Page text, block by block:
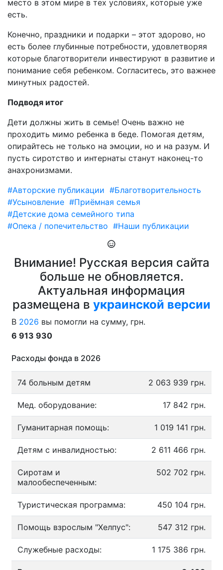
место в этом мире в тех условиях, которые уже
есть.
Конечно, праздники и подарки – этот здорово, но
есть более глубинные потребности, удовлетворяя
которые благотворители инвестируют в развитие и
понимание себя ребенком. Согласитесь, это важнее
минутных радостей.
Подводя итог
Дети должны жить в семье! Очень важно не
проходить мимо ребенка в беде. Помогая детям,
опирайтесь не только на эмоции, но и на разум. И
пусть сиротство и интернаты станут наконец-то
анахронизмами.
#Авторские публикации #Благотворительность
#Усыновление #Приёмная семья
#Детские дома семейного типа
#Опека / попечительство #Наши публикации
Внимание! Русская версия сайта
больше не обновляется.
Актуальная информация
размещена в украинской версии
В 2026 вы помогли на сумму, грн.
6 913 930
Расходы фонда в 2026
74 больным детям 2 063 939 грн.
Мед. оборудование: 17 842 грн.
Гуманитарная помощь: 1 019 141 грн.
Детям с инвалидностью: 2 611 466 грн.
Сиротам и
малообеспеченным:
502 702 грн.
Туристическая программа: 450 104 грн.
Помощь взрослым "Хелпус": 547 312 грн.
Служебные расходы: 1 175 386 грн.